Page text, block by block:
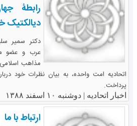
رابطۀ
دیالکتیک
دکتر سمیر
عرب و عضو
مذاهب
اتحادیه امت واحده، به بیان نظرات خود
پرداخت.
اخبار اتحادیه | دوشنبه ۱۰ اسفند ۱۳۸۸
ارتباط با ما